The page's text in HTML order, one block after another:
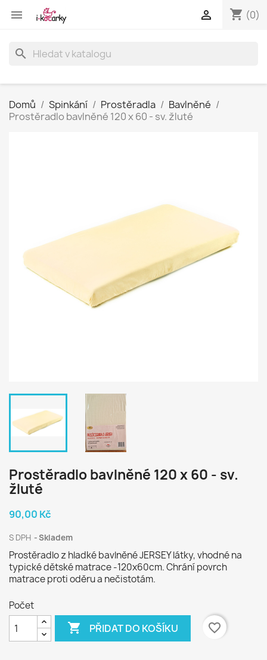
 shopping_cart (0)

search
Domů Spinkání Prostěradla
Bavlněné
Prostěradlo bavlněné 120 x 60 - sv. žluté
Prostěradlo bavlněné 120 x 60 - sv.
žluté
90,00 Kč
S DPH Skladem
Prostěradlo z hladké bavlněné JERSEY látky, vhodné na
typické dětské matrace -120x60cm. Chrání povrch
matrace proti oděru a nečistotám.
Počet
 PŘIDAT DO KOŠÍKU favorite_border